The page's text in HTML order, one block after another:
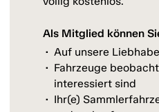
Als Mitglied können
Auf unsere
Fahrzeuge
interessiert sind
Ihr(e)